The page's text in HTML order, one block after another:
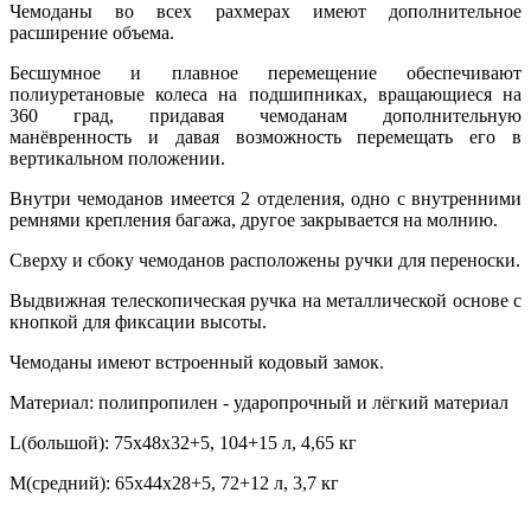
Чемоданы во всех рахмерах имеют дополнительное
расширение объема.
Бесшумное и плавное перемещение обеспечивают
полиуретановые колеса на подшипниках, вращающиеся на
360 град, придавая чемоданам дополнительную
манёвренность и давая возможность перемещать его в
вертикальном положении.
Внутри чемоданов имеется 2 отделения, одно с внутренними
ремнями крепления багажа, другое закрывается на молнию.
Сверху и сбоку чемоданов расположены ручки для переноски.
Выдвижная телескопическая ручка на металлической основе с
кнопкой для фиксации высоты.
Чемоданы имеют встроенный кодовый замок.
Материал: полипропилен - ударопрочный и лёгкий материал
L(большой): 75x48x32+5, 104+15 л, 4,65 кг
M(средний): 65x44x28+5, 72+12 л, 3,7 кг